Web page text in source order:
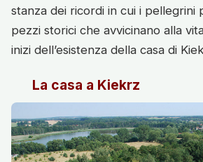
stanza dei ricordi in cui i pellegrini
pezzi storici che avvicinano alla
inizi dell’esistenza della casa di
La casa a Kiekrz